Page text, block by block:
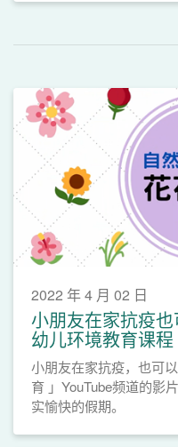
2022 年 4 月 02 日
小朋友在家抗疫
幼儿环境教育课程
小朋友在家抗疫，也可
育 」YouTube频道的影
实愉快的假期。